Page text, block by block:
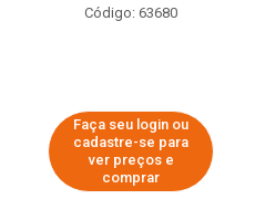
Código: 63680
Faça seu login ou
cadastre-se para
ver preços e
comprar